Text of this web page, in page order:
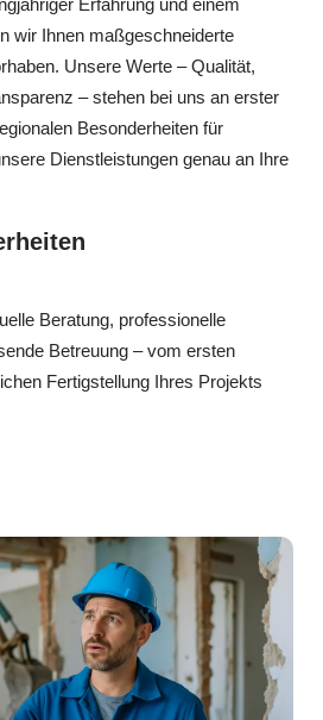
Erfahrung und einem
wir Ihnen maßgeschneiderte
Unsere Werte – Qualität,
– stehen bei uns an erster
Besonderheiten für
Dienstleistungen genau an Ihre
Beratung, professionelle
Betreuung – vom ersten
Fertigstellung Ihres Projekts